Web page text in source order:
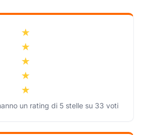
un rating di 5 stelle su 33 voti